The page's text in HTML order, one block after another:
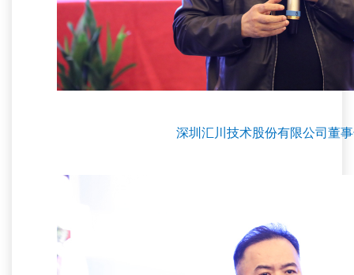
深圳汇川技术股份有限公司董